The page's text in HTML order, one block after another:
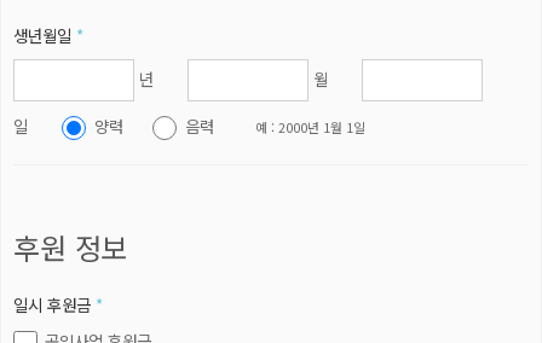
생년월일 *
년
월
일
양력 음력 예 : 2000년 1월 1일
후원 정보
일시 후원금 *